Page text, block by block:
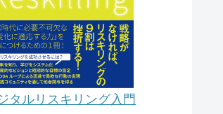
タルリスキリング入門